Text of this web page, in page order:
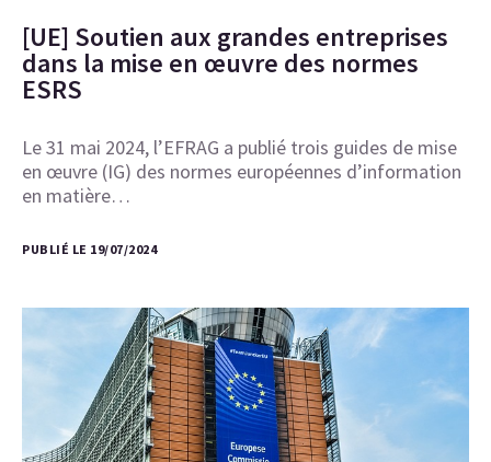
[UE] Soutien aux grandes entreprises
dans la mise en œuvre des normes
ESRS
Le 31 mai 2024, l’EFRAG a publié trois guides de mise
en œuvre (IG) des normes européennes d’information
en matière…
PUBLIÉ LE 19/07/2024